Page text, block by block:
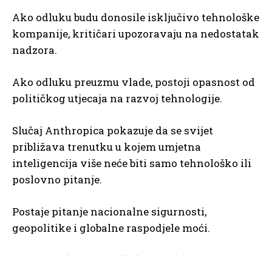
Ako odluku budu donosile isključivo tehnološke
kompanije, kritičari upozoravaju na nedostatak
nadzora.
Ako odluku preuzmu vlade, postoji opasnost od
političkog utjecaja na razvoj tehnologije.
Slučaj Anthropica pokazuje da se svijet
približava trenutku u kojem umjetna
inteligencija više neće biti samo tehnološko ili
poslovno pitanje.
Postaje pitanje nacionalne sigurnosti,
geopolitike i globalne raspodjele moći.